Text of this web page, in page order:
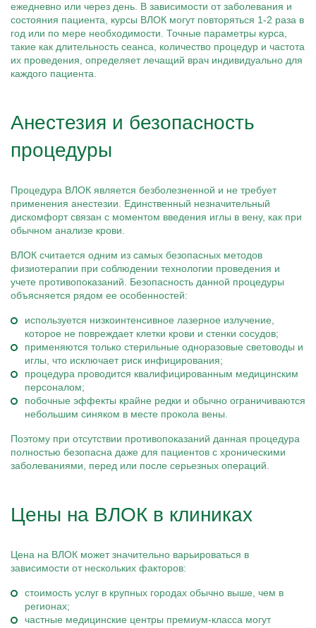
ежедневно или через день. В зависимости от заболевания и
состояния пациента, курсы ВЛОК могут повторяться 1-2 раза в
год или по мере необходимости. Точные параметры курса,
такие как длительность сеанса, количество процедур и частота
их проведения, определяет лечащий врач индивидуально для
каждого пациента.
Анестезия и безопасность
процедуры
Процедура ВЛОК является безболезненной и не требует
применения анестезии. Единственный незначительный
дискомфорт связан с моментом введения иглы в вену, как при
обычном анализе крови.
ВЛОК считается одним из самых безопасных методов
физиотерапии при соблюдении технологии проведения и
учете противопоказаний. Безопасность данной процедуры
объясняется рядом ее особенностей:
используется низкоинтенсивное лазерное излучение,
которое не повреждает клетки крови и стенки сосудов;
применяются только стерильные одноразовые световоды и
иглы, что исключает риск инфицирования;
процедура проводится квалифицированным медицинским
персоналом;
побочные эффекты крайне редки и обычно ограничиваются
небольшим синяком в месте прокола вены.
Поэтому при отсутствии противопоказаний данная процедура
полностью безопасна даже для пациентов с хроническими
заболеваниями, перед или после серьезных операций.
Цены на ВЛОК в клиниках
Цена на ВЛОК может значительно варьироваться в
зависимости от нескольких факторов:
стоимость услуг в крупных городах обычно выше, чем в
регионах;
частные медицинские центры премиум-класса могут